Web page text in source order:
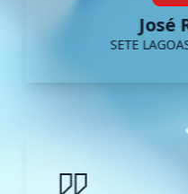
José
SETE